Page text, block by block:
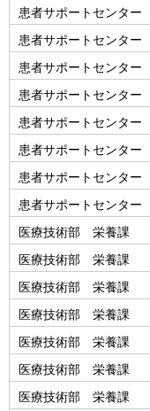
患者サポートセンター
患者サポートセンター
患者サポートセンター
患者サポートセンター
患者サポートセンター
患者サポートセンター
患者サポートセンター
患者サポートセンター
医療技術部 栄養課
医療技術部 栄養課
医療技術部 栄養課
医療技術部 栄養課
医療技術部 栄養課
医療技術部 栄養課
医療技術部 栄養課